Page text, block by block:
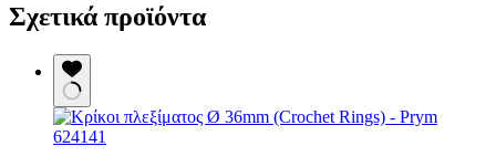
Σχετικά προϊόντα